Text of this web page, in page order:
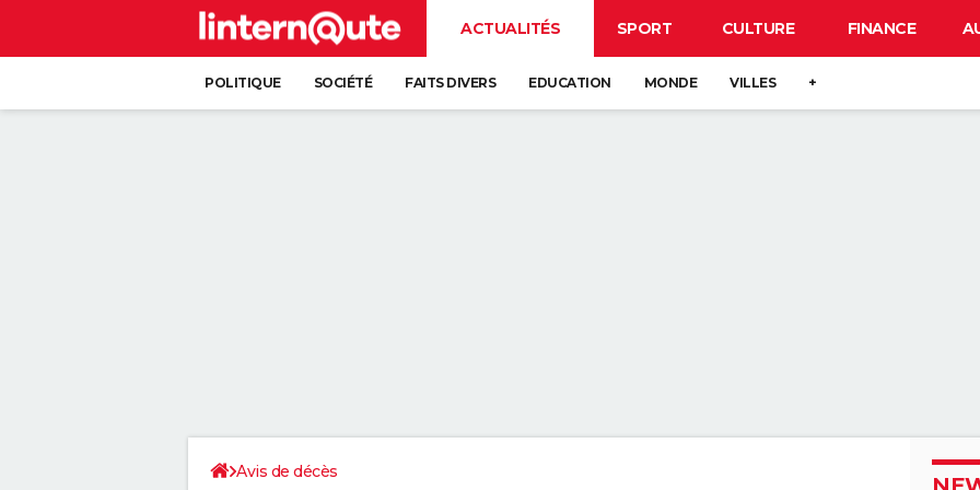
ACTUALITÉS SPORT CULTURE FINANCE
POLITIQUE SOCIÉTÉ FAITS DIVERS EDUCATION MONDE VILLES +
Avis de décès